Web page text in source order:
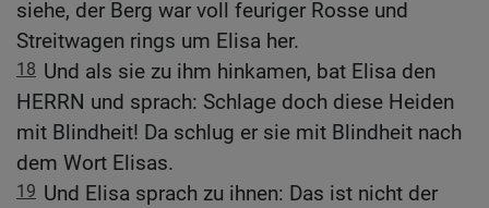
siehe, der Berg war voll feuriger Rosse und
Streitwagen rings um Elisa her.
18 Und als sie zu ihm hinkamen, bat Elisa den
HERRN und sprach: Schlage doch diese Heiden
mit Blindheit! Da schlug er sie mit Blindheit nach
dem Wort Elisas.
19 Und Elisa sprach zu ihnen: Das ist nicht der